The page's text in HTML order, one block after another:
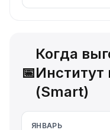
📅
Когда
Институт
(Smart)
ЯНВАРЬ